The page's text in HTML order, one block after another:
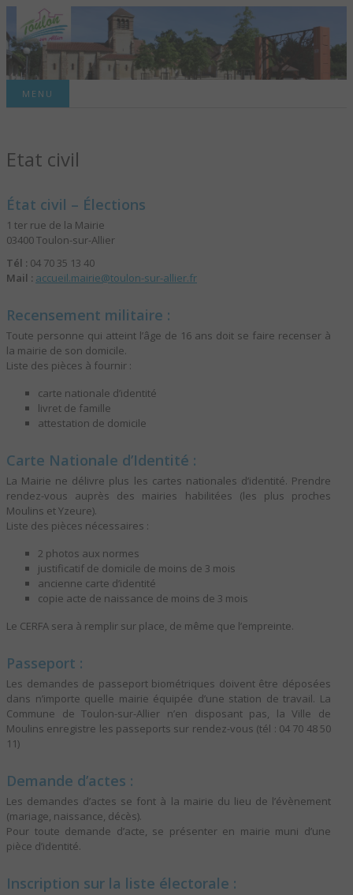
TOULON-SUR-
ALLIER – SITE
OFFICIEL DE LA
COMMUNE
MENU
Etat civil
État civil – Élections
1 ter rue de la Mairie
03400 Toulon-sur-Allier
Tél : 04 70 35 13 40
Mail : accueil.mairie@toulon-sur-allier.fr
Recensement militaire :
Toute personne qui atteint l’âge de 16 ans doit se faire recenser à
la mairie de son domicile.
Liste des pièces à fournir :
carte nationale d’identité
livret de famille
attestation de domicile
Carte Nationale d’Identité :
La Mairie ne délivre plus les cartes nationales d’identité. Prendre
rendez-vous auprès des mairies habilitées (les plus proches
Moulins et Yzeure).
Liste des pièces nécessaires :
2 photos aux normes
justificatif de domicile de moins de 3 mois
ancienne carte d’identité
copie acte de naissance de moins de 3 mois
Le CERFA sera à remplir sur place, de même que l’empreinte.
Passeport :
Les demandes de passeport biométriques doivent être déposées
dans n’importe quelle mairie équipée d’une station de travail. La
Commune de Toulon-sur-Allier n’en disposant pas, la Ville de
Moulins enregistre les passeports sur rendez-vous (tél : 04 70 48 50
11)
Demande d’actes :
Les demandes d’actes se font à la mairie du lieu de l’évènement
(mariage, naissance, décès).
Pour toute demande d’acte, se présenter en mairie muni d’une
pièce d’identité.
Inscription sur la liste électorale :